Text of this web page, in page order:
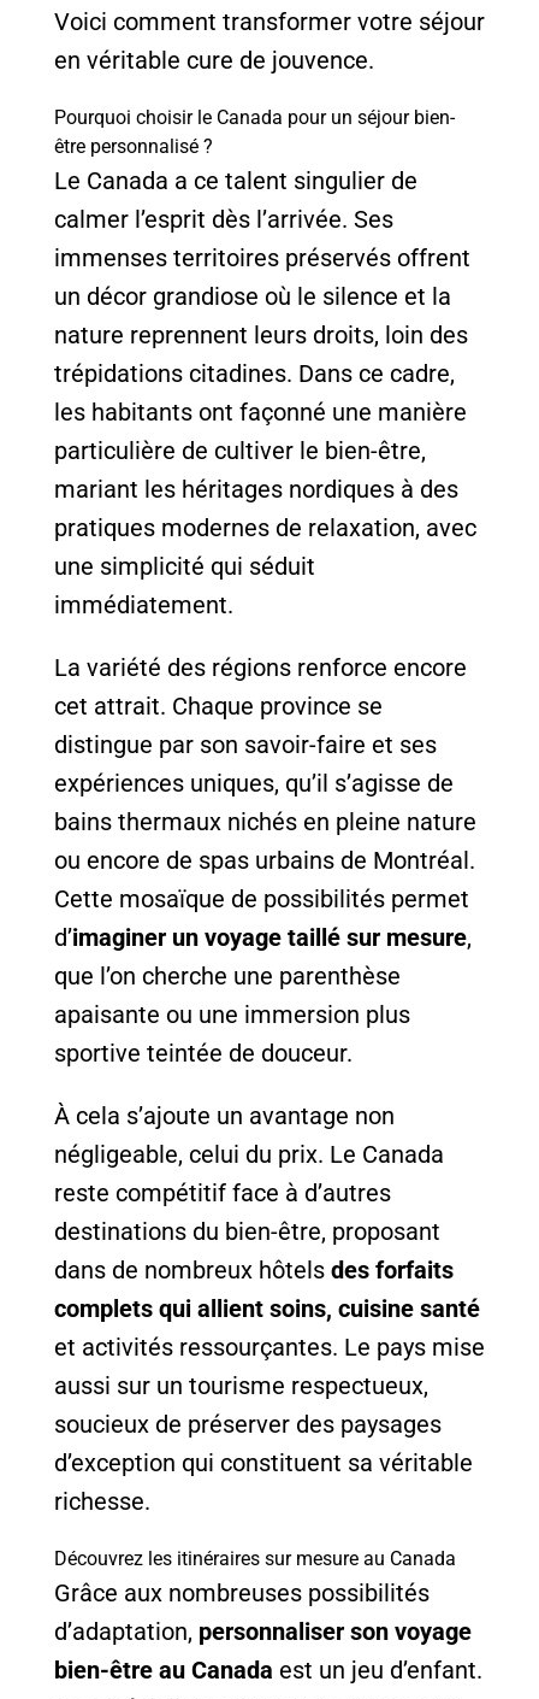
Voici comment transformer votre séjour
en véritable cure de jouvence.
Pourquoi choisir le Canada pour un séjour bien-
être personnalisé ?
Le Canada a ce talent singulier de
calmer l’esprit dès l’arrivée. Ses
immenses territoires préservés offrent
un décor grandiose où le silence et la
nature reprennent leurs droits, loin des
trépidations citadines. Dans ce cadre,
les habitants ont façonné une manière
particulière de cultiver le bien-être,
mariant les héritages nordiques à des
pratiques modernes de relaxation, avec
une simplicité qui séduit
immédiatement.
La variété des régions renforce encore
cet attrait. Chaque province se
distingue par son savoir-faire et ses
expériences uniques, qu’il s’agisse de
bains thermaux nichés en pleine nature
ou encore de spas urbains de Montréal.
Cette mosaïque de possibilités permet
d’imaginer un voyage taillé sur mesure,
que l’on cherche une parenthèse
apaisante ou une immersion plus
sportive teintée de douceur.
À cela s’ajoute un avantage non
négligeable, celui du prix. Le Canada
reste compétitif face à d’autres
destinations du bien-être, proposant
dans de nombreux hôtels des forfaits
complets qui allient soins, cuisine santé
et activités ressourçantes. Le pays mise
aussi sur un tourisme respectueux,
soucieux de préserver des paysages
d’exception qui constituent sa véritable
richesse.
Découvrez les itinéraires sur mesure au Canada
Grâce aux nombreuses possibilités
d’adaptation, personnaliser son voyage
bien-être au Canada est un jeu d’enfant.